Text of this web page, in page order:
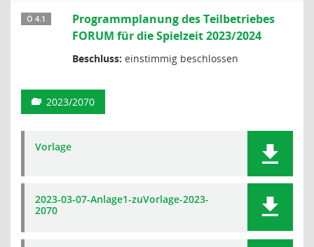
Ö 4.1
Programmplanung des Teilbetriebes
FORUM für die Spielzeit 2023/2024
Beschluss: einstimmig beschlossen
2023/2070
Vorlage
2023-03-07-Anlage1-zuVorlage-2023-
2070